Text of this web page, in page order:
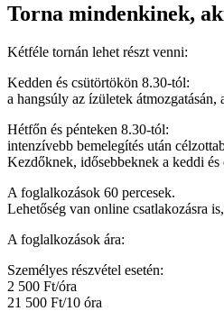
Torna mindenkinek,
Kétféle tornán lehet részt venni:
Kedden és csütörtökön 8.30-tól:
a hangsúly az ízületek
Hétfőn és pénteken 8.30-tól:
intenzívebb bemelegítés után
Kezdőknek, idősebbeknek a keddi
A foglalkozások 60 percesek.
Lehetőség van online csatlakozásra
A foglalkozások ára:
Személyes részvétel esetén:
2 500 Ft/óra
21 500 Ft/10 óra